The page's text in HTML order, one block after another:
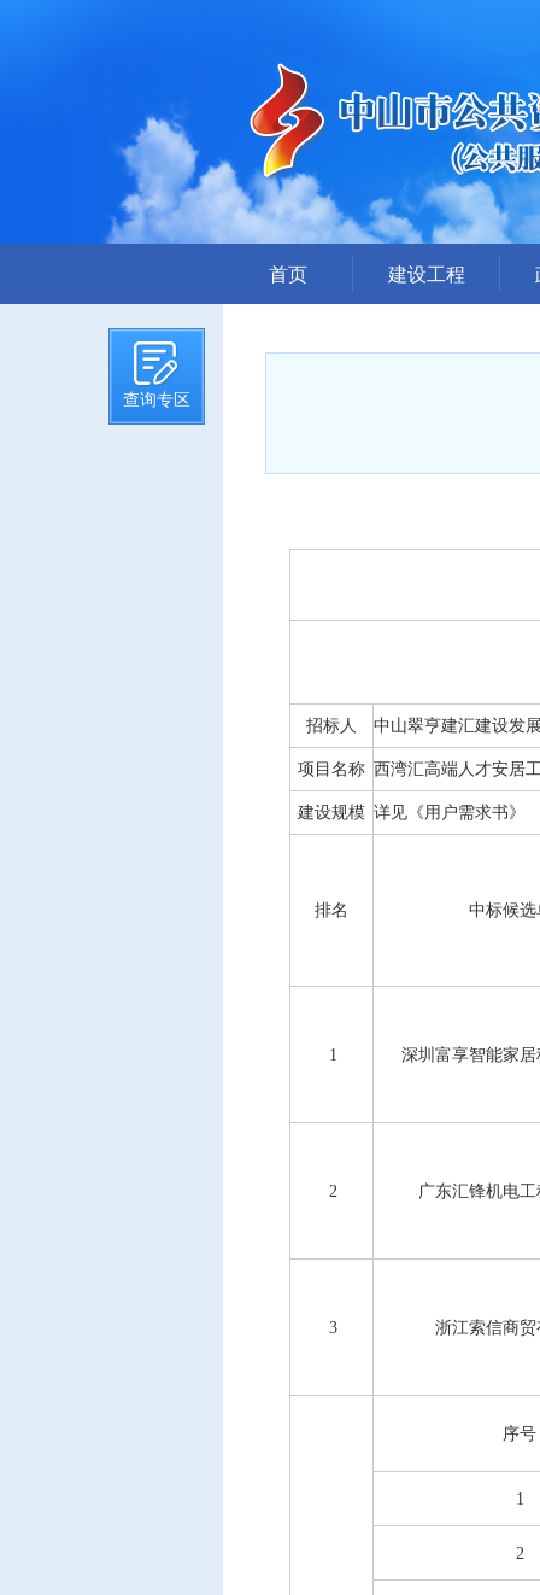
查询专区
首页 建设工程
招标文件提前公示
评标结果公示
招标人 中山翠亨建汇建设发
项目名称 西湾汇高端人才安居
建设规模 详见《用户需求书》
排名 中标候选
1 深圳富享智能家
2 广东汇锋机电
3 浙江索信商
序号
1
2